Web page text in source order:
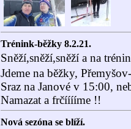
Trénink-běžky 8.2.21.
Sněží,sněží,sněží a na
Jdeme na běžky,
Sraz na Janové v 15:00,
Namazat a frčííííme !!
Nová sezóna se blíží.